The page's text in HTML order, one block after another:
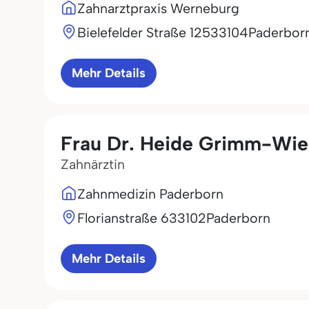
Zahnarztpraxis Werneburg
Bielefelder Straße 12533104
Mehr Details
Frau Dr. Heide Grimm-
Zahnärztin
Zahnmedizin Paderborn
Florianstraße 633102Paderborn
Mehr Details